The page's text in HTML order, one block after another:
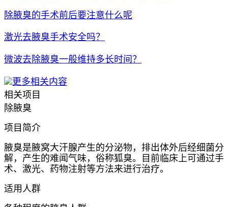
除腋臭的手术前后要注意什么呢
激光去腋臭手术安全吗？
微波去除腋臭一般维持多长时间？
更多相关内容
相关项目
除腋臭
项目简介
腋臭是腋窝大汗腺产生的分泌物，排出体外后经细菌分
解，产生的难闻气味，俗称狐臭。目前临床上可通过手
术、激光、药物注射等方法来进行治疗。
适用人群